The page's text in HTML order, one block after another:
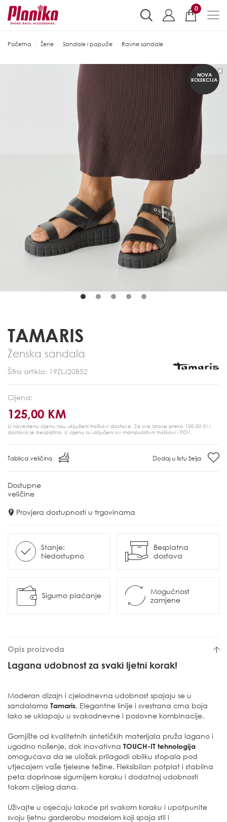
0
Početna Žene Sandale i papuče Ravne sandale
NOVA
KOLEKCIJA
TAMARIS
Ženska sandala
Šifra artikla: 19ZLJ20852
Cijena:
125,00 KM
U navedenu cijenu nisu uključeni troškovi dostave. Za sve iznose preko 100,00 KM
dostava je besplatna. U cijenu su uključeni svi manipulativni troškovi i PDV.
Tablica veličina Dodaj u listu želja
Dostupne
veličine
Provjera dostupnosti u trgovinama
Stanje:
Nedostupno
Besplatna
dostava
Sigurno plaćanje
Mogućnost
zamjene
Opis proizvoda
Lagana udobnost za svaki ljetni korak!
Moderan dizajn i cjelodnevna udobnost spajaju se u
sandalama Tamaris. Elegantne linije i svestrana crna boja
lako se uklapaju u svakodnevne i poslovne kombinacije.
Gornjište od kvalitetnih sintetičkih materijala pruža lagano i
ugodno nošenje, dok inovativna TOUCH-IT tehnologija
omogućava da se uložak prilagodi obliku stopala pod
utjecajem vaše tjelesne težine. Fleksibilan potplat i stabilna
peta doprinose sigurnijem koraku i dodatnoj udobnosti
tokom cijelog dana.
Uživajte u osjećaju lakoće pri svakom koraku i upotpunite
svoju ljetnu garderobu modelom koji spaja stil i